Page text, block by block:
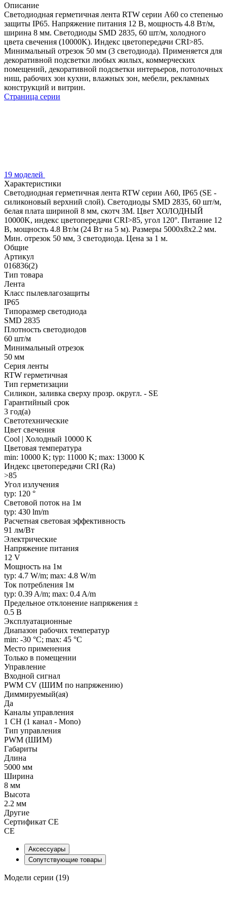
Описание
Светодиодная герметичная лента RTW серии A60 со степенью
защиты IP65. Напряжение питания 12 В, мощность 4.8 Вт/м,
ширина 8 мм. Светодиоды SMD 2835, 60 шт/м, холодного
цвета свечения (10000K). Индекс цветопередачи CRI>85.
Минимальный отрезок 50 мм (3 светодиода). Применяется для
декоративной подсветки любых жилых, коммерческих
помещений, декоративной подсветки интерьеров, потолочных
ниш, рабочих зон кухни, влажных зон, мебели, рекламных
конструкций и витрин.
Страница серии
19 моделей
Характеристики
Светодиодная герметичная лента RTW серии A60, IP65 (SE -
силиконовый верхний слой). Светодиоды SMD 2835, 60 шт/м,
белая плата шириной 8 мм, скотч 3M. Цвет ХОЛОДНЫЙ
10000K, индекс цветопередачи CRI>85, угол 120°. Питание 12
В, мощность 4.8 Вт/м (24 Вт на 5 м). Размеры 5000x8x2.2 мм.
Мин. отрезок 50 мм, 3 светодиода. Цена за 1 м.
Общие
Артикул
016836(2)
Тип товара
Лента
Класс пылевлагозащиты
IP65
Типоразмер светодиода
SMD 2835
Плотность светодиодов
60 шт/м
Минимальный отрезок
50 мм
Серия ленты
RTW герметичная
Тип герметизации
Силикон, заливка сверху прозр. округл. - SE
Гарантийный срок
3 год(а)
Светотехнические
Цвет свечения
Cool | Холодный 10000 K
Цветовая температура
min: 10000 K; typ: 11000 K; max: 13000 K
Индекс цветопередачи CRI (Ra)
>85
Угол излучения
typ: 120 °
Световой поток на 1м
typ: 430 lm/m
Расчетная световая эффективность
91 лм/Вт
Электрические
Напряжение питания
12 V
Мощность на 1м
typ: 4.7 W/m; max: 4.8 W/m
Ток потребления 1м
typ: 0.39 A/m; max: 0.4 A/m
Предельное отклонение напряжения ±
0.5 В
Эксплуатационные
Диапазон рабочих температур
min: -30 °C; max: 45 °C
Место применения
Только в помещении
Управление
Входной сигнал
PWM СV (ШИМ по напряжению)
Диммируемый(ая)
Да
Каналы управления
1 CH (1 канал - Mono)
Тип управления
PWM (ШИМ)
Габариты
Длина
5000 мм
Ширина
8 мм
Высота
2.2 мм
Другие
Сертификат CE
CE
Аксессуары
Сопутствующие товары
Модели серии (19)